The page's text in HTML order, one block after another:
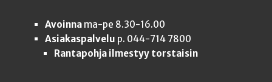
Avoinnama-pe 8.30-16.00
Asiakaspalvelu p. 044-714 7800
Rantapohja ilmestyy torstaisin